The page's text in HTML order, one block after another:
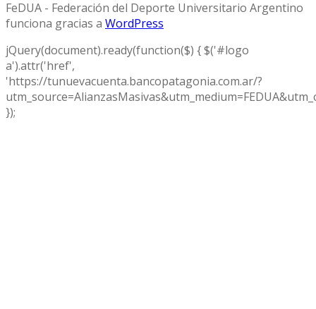
FeDUA - Federación del Deporte Universitario Argentino
funciona gracias a WordPress
jQuery(document).ready(function($) { $('#logo
a').attr('href',
'https://tunuevacuenta.bancopatagonia.com.ar/?
});